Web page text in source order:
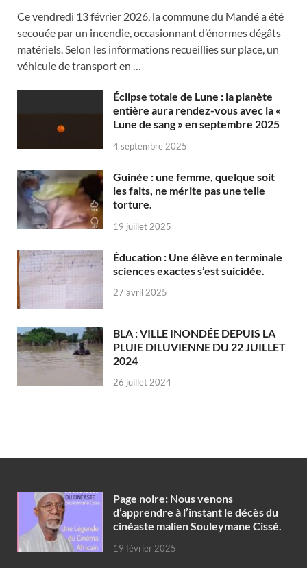
Ce vendredi 13 février 2026, la commune du Mandé a été
secouée par un incendie, occasionnant d’énormes dégâts
matériels. Selon les informations recueillies sur place, un
véhicule de transport en …
Éclipse totale de Lune : la planète
entière aura rendez-vous avec la «
Lune de sang » en septembre 2025
4 septembre 2025
Guinée : une femme, quelque soit
les faits, ne mérite pas une telle
torture.
19 juillet 2025
Éducation : Une élève en terminale
sciences exactes s’est suicidée.
27 avril 2025
BLA : VILLE INONDÉE DEPUIS LA
PLUIE DILUVIENNE DU 22 JUILLET
2024
26 juillet 2024
Page noire: Nous venons
d’apprendre à l’instant le décès du
cinéaste malien Souleymane Cissé.
19 février 2025